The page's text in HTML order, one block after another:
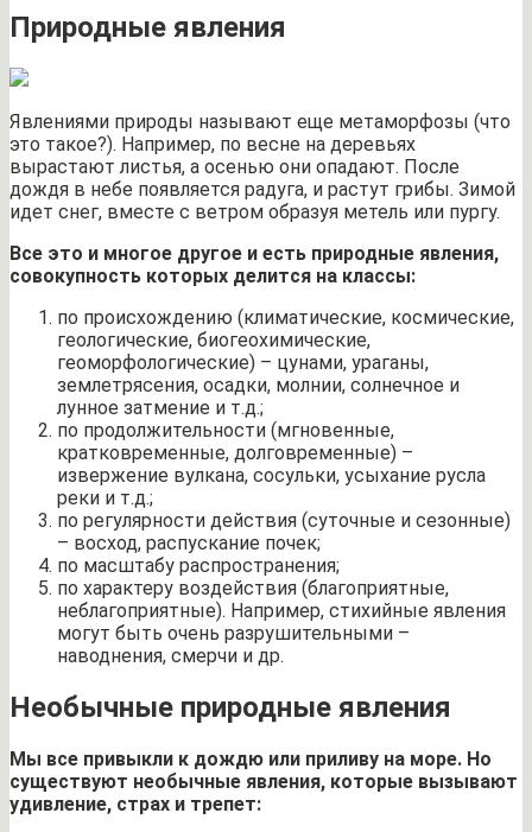
Природные явления
Явлениями природы называют еще метаморфозы (что
это такое?). Например, по весне на деревьях
вырастают листья, а осенью они опадают. После
дождя в небе появляется радуга, и растут грибы. Зимой
идет снег, вместе с ветром образуя метель или пургу.
Все это и многое другое и есть природные явления,
совокупность которых делится на классы:
по происхождению (климатические, космические,
геологические, биогеохимические,
геоморфологические) – цунами, ураганы,
землетрясения, осадки, молнии, солнечное и
лунное затмение и т.д.;
по продолжительности (мгновенные,
кратковременные, долговременные) –
извержение вулкана, сосульки, усыхание русла
реки и т.д.;
по регулярности действия (суточные и сезонные)
– восход, распускание почек;
по масштабу распространения;
по характеру воздействия (благоприятные,
неблагоприятные). Например, стихийные явления
могут быть очень разрушительными –
наводнения, смерчи и др.
Необычные природные явления
Мы все привыкли к дождю или приливу на море. Но
существуют необычные явления, которые вызывают
удивление, страх и трепет: